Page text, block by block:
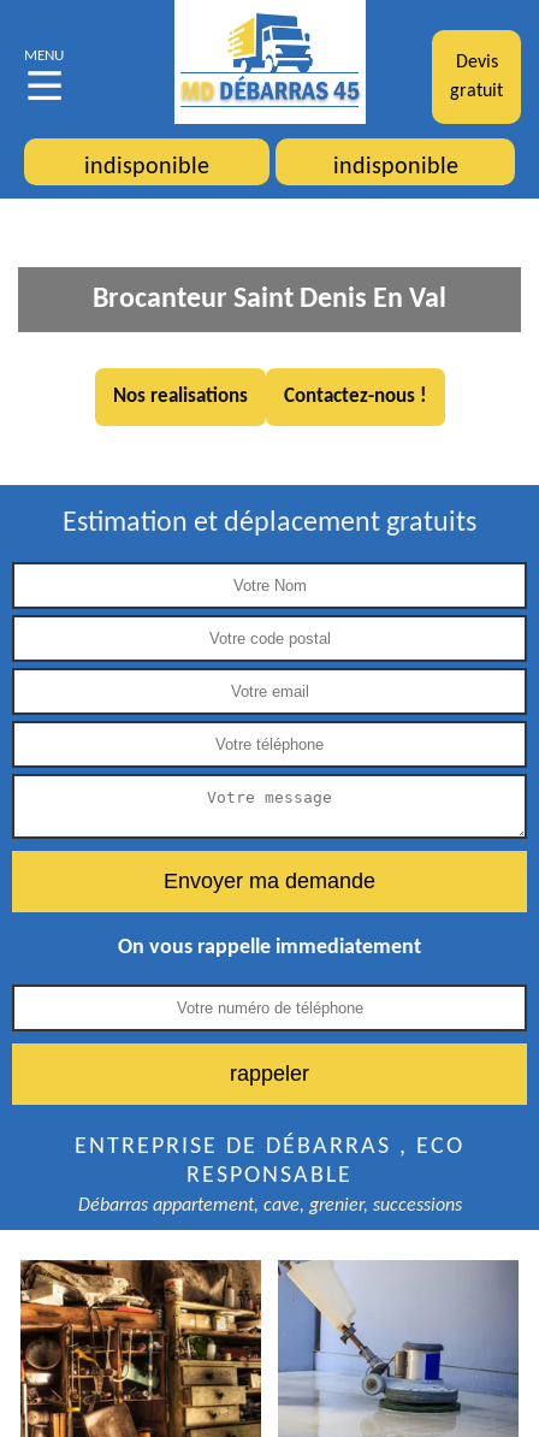
MENU
Devis
gratuit
indisponible indisponible
Brocanteur Saint Denis En Val
Nos realisations Contactez-nous !
Estimation et déplacement gratuits
On vous rappelle immediatement
ENTREPRISE DE DÉBARRAS , ECO
RESPONSABLE
Débarras appartement, cave, grenier, successions